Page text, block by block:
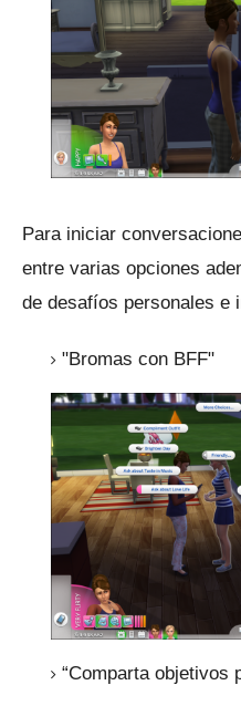
Para iniciar
entre varias opciones
de desafíos personales e
"Bromas con BFF"
“Comparta objetivos